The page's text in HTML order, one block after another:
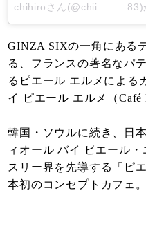
chihiro さん(@chii_____83)
GINZA SIXの一角にある
る、フランスの著名なパ
るピエール エルメによる
イ ピエール エルメ（Café
韓国・ソウルに続き、日
ィオール バイ ピエール
スリー界を先導する「ピ
本初のコンセプトカフェ。